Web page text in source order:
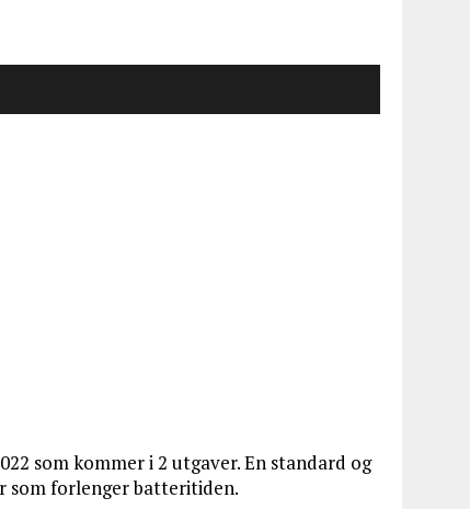
som kommer i 2 utgaver. En standard og
som forlenger batteritiden.